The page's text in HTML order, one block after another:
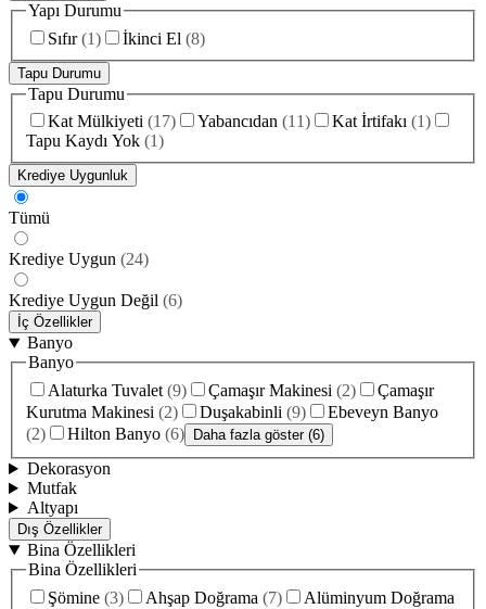
Yapı Durumu
Sıfır (1) İkinci El (8)
Tapu Durumu
Tapu Durumu
Kat Mülkiyeti (17) Yabancıdan (11) Kat İrtifakı (1)
Tapu Kaydı Yok (1)
Krediye Uygunluk
Tümü
Krediye Uygun (24)
Krediye Uygun Değil (6)
İç Özellikler
Banyo
Banyo
Alaturka Tuvalet (9) Çamaşır Makinesi (2)
Çamaşır
Kurutma Makinesi (2) Duşakabinli (9)
Ebeveyn Banyo
(2) Hilton Banyo (6) Daha fazla göster (6)
Dekorasyon
Mutfak
Altyapı
Dış Özellikler
Bina Özellikleri
Bina Özellikleri
Şömine (3) Ahşap Doğrama (7)
Alüminyum Doğrama